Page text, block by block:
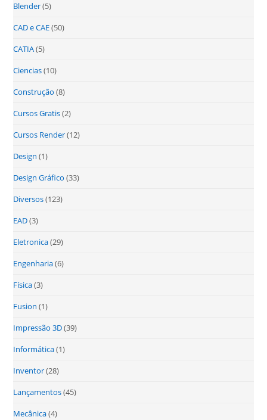
Blender(5)
CAD e CAE(50)
CATIA(5)
Ciencias(10)
Construção (8)
Cursos Gratis(2)
Cursos Render(12)
Design (1)
Design Gráfico (33)
Diversos(123)
EAD(3)
Eletronica(29)
Engenharia(6)
Física(3)
Fusion (1)
Impressão 3D(39)
Informática(1)
Inventor(28)
Lançamentos(45)
Mecânica(4)